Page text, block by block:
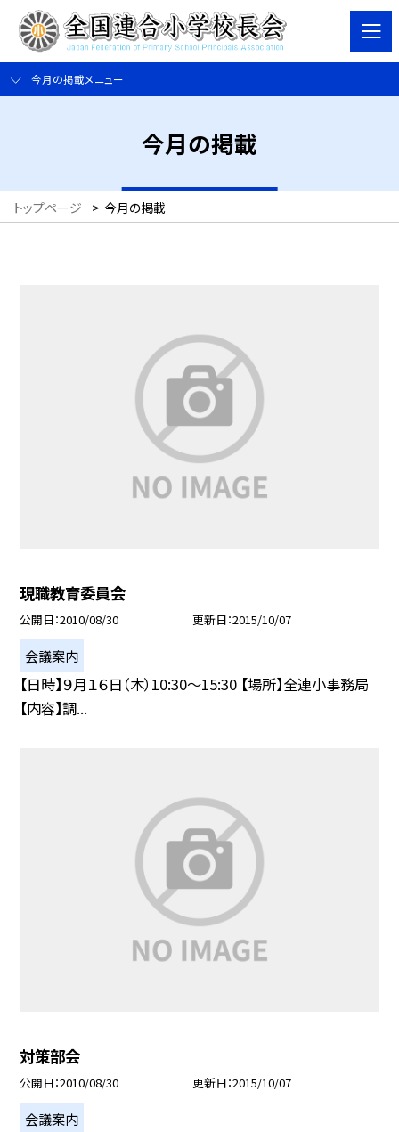
今月の掲載メニュー
今月の掲載
トップページ > 今月の掲載
現職教育委員会
公開日 2010/08/30 更新日 2015/10/07
会議案内
【日時】９月１６日（木）10:30〜15:30 【場所】全連小事務局
【内容】調...
対策部会
公開日 2010/08/30 更新日 2015/10/07
会議案内